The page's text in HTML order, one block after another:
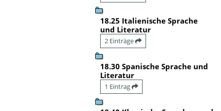
18.25 Italienische Sprache
und Literatur
2 Einträge
18.30 Spanische Sprache und
Literatur
1 Eintrag